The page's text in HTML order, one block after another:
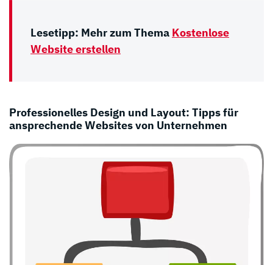
Lesetipp: Mehr zum Thema Kostenlose
Website erstellen
Professionelles Design und Layout: Tipps für
ansprechende Websites von Unternehmen